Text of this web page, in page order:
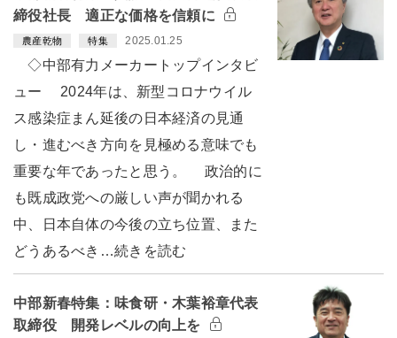
締役社長 適正な価格を信頼に
農産乾物 特集 2025.01.25
◇中部有力メーカートップインタビ
ュー 2024年は、新型コロナウイル
ス感染症まん延後の日本経済の見通
し・進むべき方向を見極める意味でも
重要な年であったと思う。 政治的に
も既成政党への厳しい声が聞かれる
中、日本自体の今後の立ち位置、また
どうあるべき…続きを読む
中部新春特集：味食研・木葉裕章代表
取締役 開発レベルの向上を